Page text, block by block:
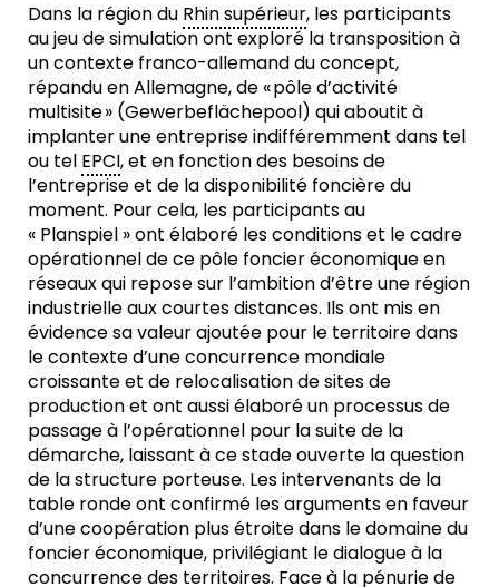
Dans la région du Rhin supérieur, les participants
au jeu de simulation ont exploré la transposition à
un contexte franco-allemand du concept,
répandu en Allemagne, de « pôle d’activité
multisite » (Gewerbeflächepool) qui aboutit à
implanter une entreprise indifféremment dans tel
ou tel EPCI, et en fonction des besoins de
l’entreprise et de la disponibilité foncière du
moment. Pour cela, les participants au
« Planspiel » ont élaboré les conditions et le cadre
opérationnel de ce pôle foncier économique en
réseaux qui repose sur l’ambition d’être une région
industrielle aux courtes distances. Ils ont mis en
évidence sa valeur ajoutée pour le territoire dans
le contexte d’une concurrence mondiale
croissante et de relocalisation de sites de
production et ont aussi élaboré un processus de
passage à l’opérationnel pour la suite de la
démarche, laissant à ce stade ouverte la question
de la structure porteuse. Les intervenants de la
table ronde ont confirmé les arguments en faveur
d’une coopération plus étroite dans le domaine du
foncier économique, privilégiant le dialogue à la
concurrence des territoires. Face à la pénurie de